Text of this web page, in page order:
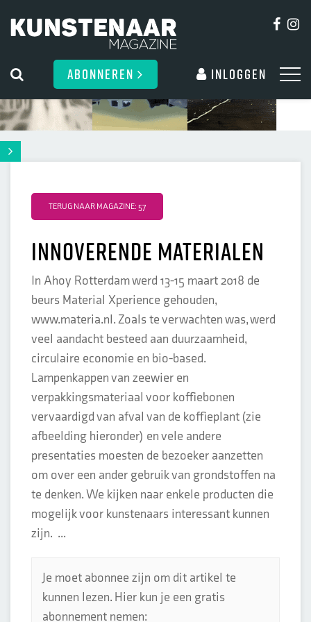
ABONNEREN Inloggen
TERUG NAAR MAGAZINE: 57
innoverende materialen
In Ahoy Rotterdam werd 13-15 maart 2018 de
beurs Material Xperience gehouden,
www.materia.nl. Zoals te verwachten was, werd
veel aandacht besteed aan duurzaamheid,
circulaire economie en bio-based.
Lampenkappen van zeewier en
verpakkingsmateriaal voor koffiebonen
vervaardigd van afval van de koffieplant (zie
afbeelding hieronder) en vele andere
presentaties moesten de bezoeker aanzetten
om over een ander gebruik van grondstoffen na
te denken. We kijken naar enkele producten die
mogelijk voor kunstenaars interessant kunnen
zijn. ...
Je moet abonnee zijn om dit artikel te
kunnen lezen. Hier kun je een gratis
abonnement nemen: